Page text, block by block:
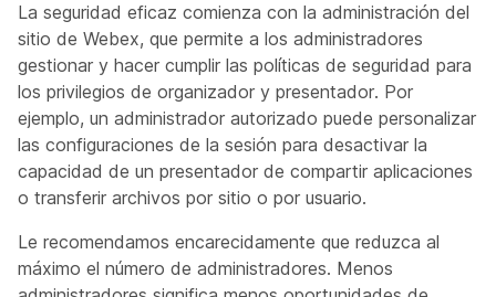
La seguridad eficaz comienza con la administración del
sitio de Webex, que permite a los administradores
gestionar y hacer cumplir las políticas de seguridad para
los privilegios de organizador y presentador. Por
ejemplo, un administrador autorizado puede personalizar
las configuraciones de la sesión para desactivar la
capacidad de un presentador de compartir aplicaciones
o transferir archivos por sitio o por usuario.
Le recomendamos encarecidamente que reduzca al
máximo el número de administradores. Menos